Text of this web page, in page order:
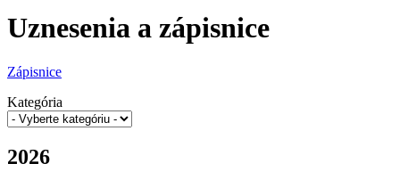
Uznesenia a zápisnice
Zápisnice
Kategória
2026